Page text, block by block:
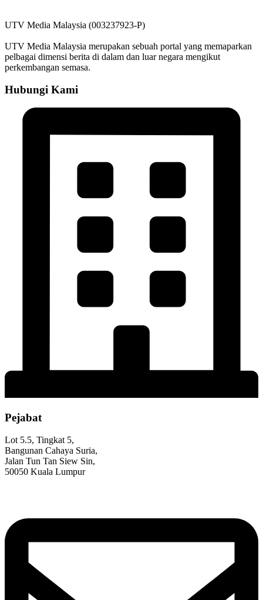
UTV Media Malaysia (003237923-P)
UTV Media Malaysia merupakan sebuah portal yang memaparkan
pelbagai dimensi berita di dalam dan luar negara mengikut
perkembangan semasa.
Hubungi Kami
Pejabat
Lot 5.5, Tingkat 5,
Bangunan Cahaya Suria,
Jalan Tun Tan Siew Sin,
50050 Kuala Lumpur